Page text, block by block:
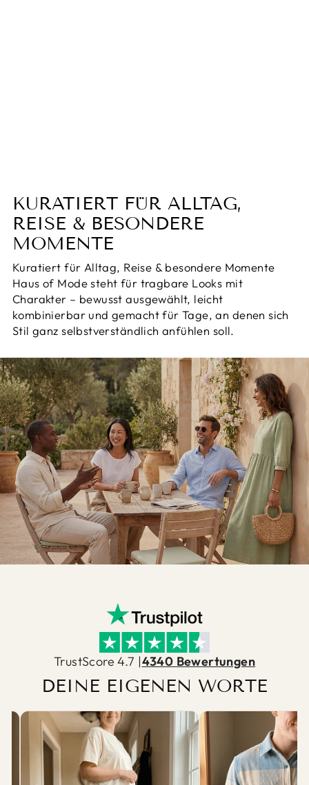
KURATIERT FÜR ALLTAG,
REISE & BESONDERE
MOMENTE
Kuratiert für Alltag, Reise & besondere Momente
Haus of Mode steht für tragbare Looks mit
Charakter – bewusst ausgewählt, leicht
kombinierbar und gemacht für Tage, an denen sich
Stil ganz selbstverständlich anfühlen soll.
TrustScore 4.7 |4340 Bewertungen
DEINE EIGENEN WORTE